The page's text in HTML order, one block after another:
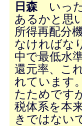
日森いった
あるかと思
所得再配分
なければな
中で最低水
還元率、こ
れています
たためです
税体系を本
きではない